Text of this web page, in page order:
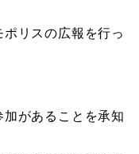
リスの広報を行っ
があることを承知